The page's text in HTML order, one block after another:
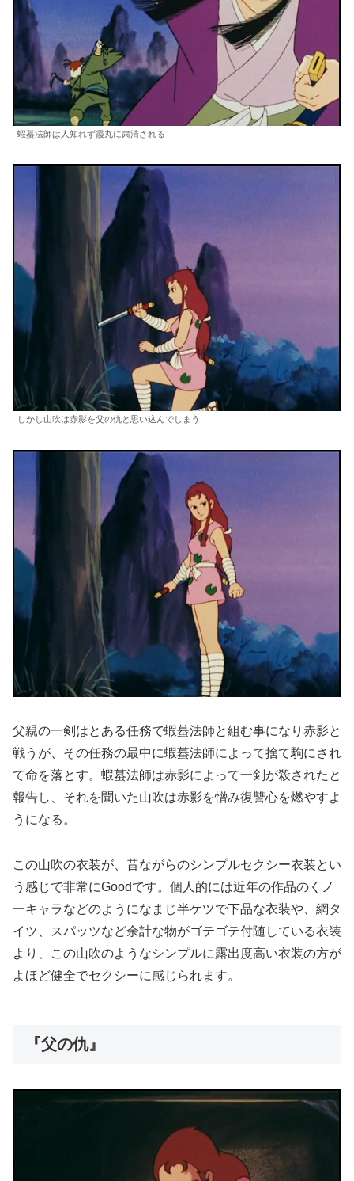
蝦蟇法師は人知れず霞丸に粛清される
しかし山吹は赤影を父の仇と思い込んでしまう
父親の一剣はとある任務で蝦蟇法師と組む事になり赤影と
戦うが、その任務の最中に蝦蟇法師によって捨て駒にされ
て命を落とす。蝦蟇法師は赤影によって一剣が殺されたと
報告し、それを聞いた山吹は赤影を憎み復讐心を燃やすよ
うになる。
この山吹の衣装が、昔ながらのシンプルセクシー衣装とい
う感じで非常にGoodです。個人的には近年の作品のくノ
一キャラなどのようになまじ半ケツで下品な衣装や、網タ
イツ、スパッツなど余計な物がゴテゴテ付随している衣装
より、この山吹のようなシンプルに露出度高い衣装の方が
よほど健全でセクシーに感じられます。
『父の仇』